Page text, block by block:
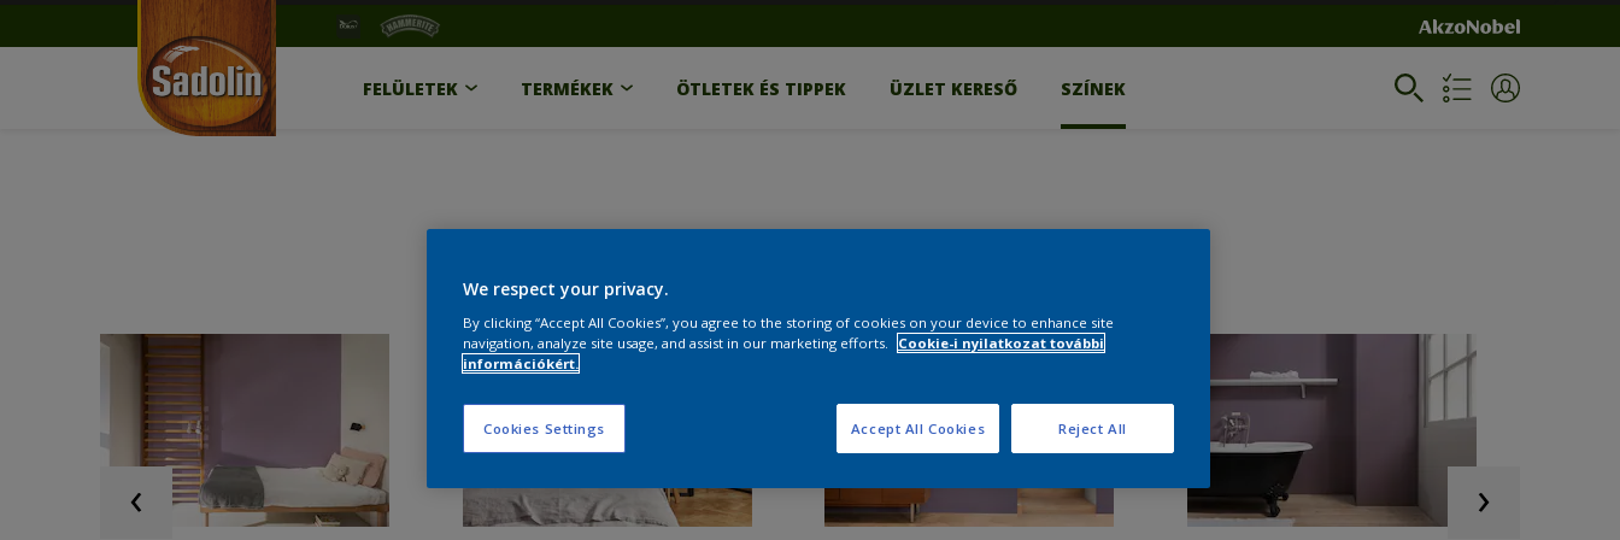
FELÜLETEK TERMÉKEK ÖTLETEK ÉS TIPPEK ÜZLET KERESŐ SZÍNEK
We respect your privacy.
By clicking “Accept All Cookies”, you agree to the storing of cookies on your device to enhance site
navigation, analyze site usage, and assist in our marketing efforts.
Cookie-i nyilatkozat további
információkért.
Cookies Settings Reject All
Accept All Cookies